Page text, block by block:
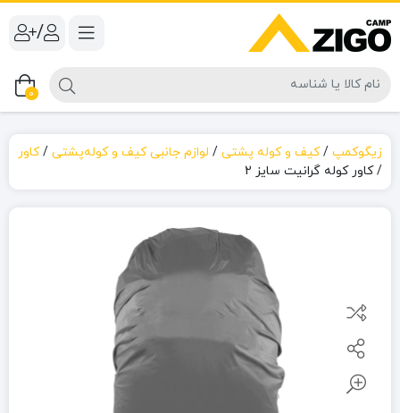
/
0
زیگوکمپ /کیف و کوله پشتی / لوازم جانبی کیف و کوله‌پشتی /کاور
/کاور کوله گرانیت سایز 2